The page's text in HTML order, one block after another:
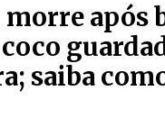
após
saiba